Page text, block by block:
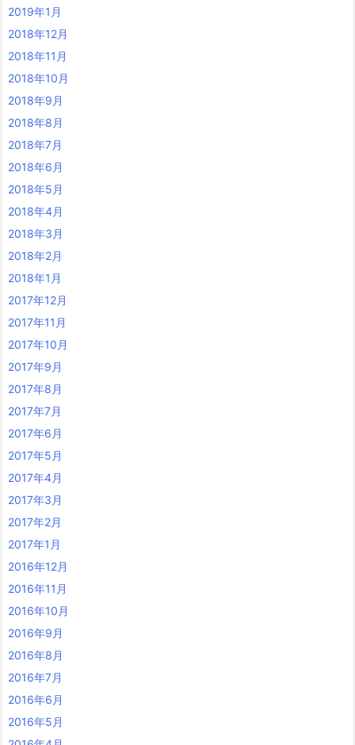
2019年1月
2018年12月
2018年11月
2018年10月
2018年9月
2018年8月
2018年7月
2018年6月
2018年5月
2018年4月
2018年3月
2018年2月
2018年1月
2017年12月
2017年11月
2017年10月
2017年9月
2017年8月
2017年7月
2017年6月
2017年5月
2017年4月
2017年3月
2017年2月
2017年1月
2016年12月
2016年11月
2016年10月
2016年9月
2016年8月
2016年7月
2016年6月
2016年5月